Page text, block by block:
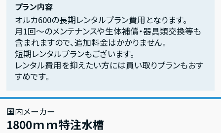
プラン内容
オルカ600の長期レンタルプラン費用となります。
月1回～のメンテナンスや生体補償・器具類交換等も
含まれますので、追加料金はかかりません。
短期レンタルプランもございます。
レンタル費用を抑えたい方には買い取りプランもおす
すめです。
国内メーカー
1800ｍｍ特注水槽